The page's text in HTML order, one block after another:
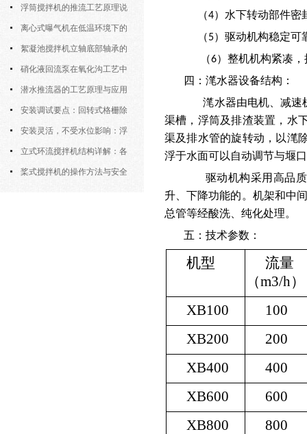
点与渗漏故障处理
浮筒搅拌机的推流工艺原理说
明 离心式曝气机在低温环境下的
运行特性与防冻措施
絮凝池搅拌机立轴底部轴承的
密封防水与免维护设计
硝化液回流泵在氧化沟工艺中
的布置位置对回流效果的影响
潜水推流器的工艺原理与应用
逻辑安装调试要点：回转式格栅除
污机的土建配合要求与水平度校准
安装灵活，不受水位影响：浮
筒式曝气机的结构优势与适用场景
立式环流搅拌机结构详解：各
部件的功能与协同
桨式搅拌机的操作方法与安全
（4）水下转动部件密
（5）驱动机构稳定可
（6）整机机构紧凑
四：滗水器设备结构：
滗水器由电机、减速
渠槽，浮筒及排渣装置，水
渠及排水管的旋转动，以滗
浮于水面可以自动调节与堰
驱动机构采用高品
升、下降功能的。机架和中
总管等经酸洗、纯化处理。
五：技术参数：
机型
流量
（m3/h）
XB100
100
XB200
200
XB400
400
XB600
600
XB800
800